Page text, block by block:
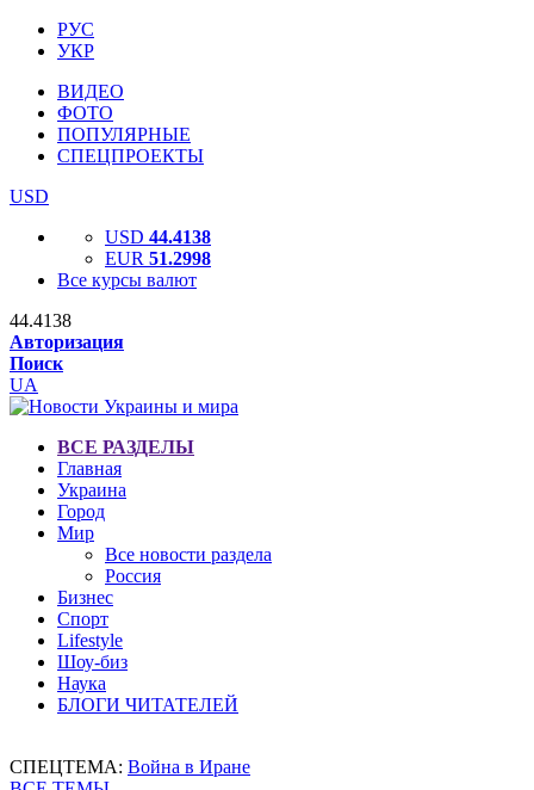
РУС
УКР
ВИДЕО
ФОТО
ПОПУЛЯРНЫЕ
СПЕЦПРОЕКТЫ
USD
USD 44.4138
EUR 51.2998
Все курсы валют
44.4138
Авторизация
Поиск
UA
ВСЕ РАЗДЕЛЫ
Главная
Украина
Город
Мир
Все новости раздела
Россия
Бизнес
Спорт
Lifestyle
Шоу-биз
Наука
БЛОГИ ЧИТАТЕЛЕЙ
СПЕЦТЕМА: Война в Иране